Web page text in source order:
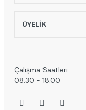
ÜYELİK
Çalışma Saatleri
08.30 - 18.00